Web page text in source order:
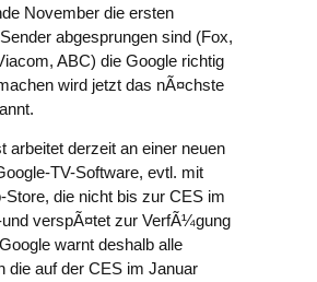
November die ersten
abgesprungen sind (Fox,
ABC) die Google richtig
wird jetzt das nÃ¤chste
arbeitet derzeit an einer neuen
TV-Software, evtl. mit
Store, die nicht bis zur CES im
verspÃ¤tet zur VerfÃ¼gung
warnt deshalb alle
die auf der CES im Januar